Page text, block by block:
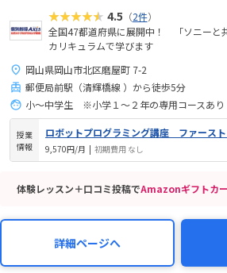
★★★★★ 4.5 （2件）
全国47都道府県に展開中！ 「ソニーと
カリキュラムで学びます
岡山県岡山市北区磨屋町 7-2
郵便局前駅（清輝橋線 ）から徒歩5分
小～中学生 ※小学１～２年の専用コースあり
授業
情報
ロボットプログラミング講座 ファース
9,570円/月 | 初期費用 なし
体験レッスン＋口コミ投稿でAmazonギフトカ
詳細ページへ